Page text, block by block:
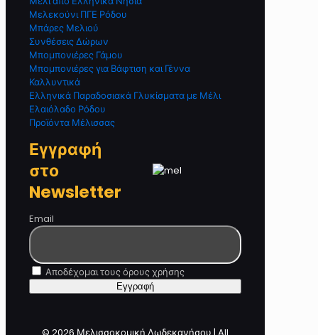
Μελεκούνι ΠΓΕ Ρόδου
Μπάρες Μελιού
Συνθέσεις Δώρων
Μπομπονιέρες Γάμου
Μπομπονιέρες για Βάφτιση και Γέννα
Καλλυντικά
Ελληνικά Παραδοσιακά Γλυκίσματα με Μέλι
Ελαιόλαδο Ρόδου
Προϊόντα Μέλισσας
Εγγραφή
στο
Newsletter
Email
Αποδέχομαι τους όρους χρήσης
© 2026 Μελισσοκομική Δωδεκανήσου | All